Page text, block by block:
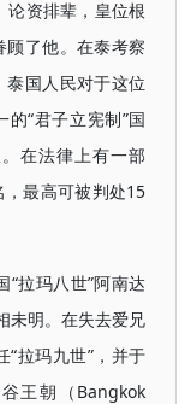
论资排辈，皇位根
了他。在泰考察
国人民对于这位
“君子立宪制”国
在法律上有一部
，最高可被判处15
“拉玛八世”阿南达
未明。在失去爱兄
拉玛九世”，并于
王朝（Bangkok